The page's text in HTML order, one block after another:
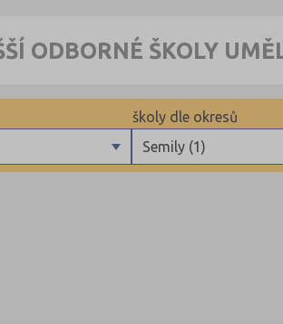
ODBORNÉ ŠKOLY
Semily (1)
školy dle okresů